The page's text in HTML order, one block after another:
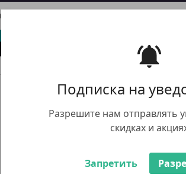
Подписка на
Разрешите нам отправлять
скидках и
Запретить